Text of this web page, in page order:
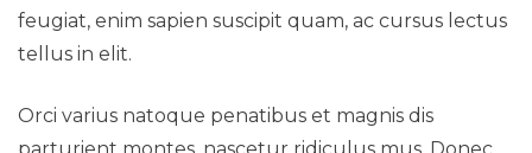
feugiat, enim sapien suscipit quam, ac cursus lectus
tellus in elit.
Orci varius natoque penatibus et magnis dis